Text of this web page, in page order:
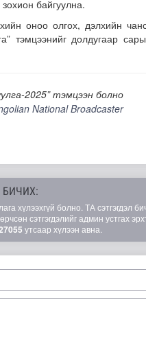
байгуулна.
оноо олгох, дэлхийн
тэмцээнийг долдугаар
2025” тэмцээн болно
National Broadcaster
БИЧИХ:
хүлээхгүй болно. ТА сэтгэгдэл
сэтгэгдэлийг админ устгах
утсаар хүлээн авна.